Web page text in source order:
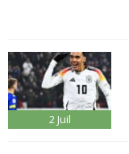
2 Juil